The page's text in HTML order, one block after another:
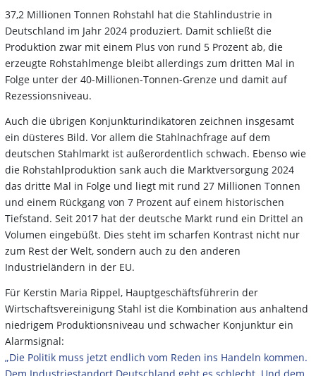
37,2 Millionen Tonnen Rohstahl hat die Stahlindustrie in
Deutschland im Jahr 2024 produziert. Damit schließt die
Produktion zwar mit einem Plus von rund 5 Prozent ab, die
erzeugte Rohstahlmenge bleibt allerdings zum dritten Mal in
Folge unter der 40-Millionen-Tonnen-Grenze und damit auf
Rezessionsniveau.
Auch die übrigen Konjunkturindikatoren zeichnen insgesamt
ein düsteres Bild. Vor allem die Stahlnachfrage auf dem
deutschen Stahlmarkt ist außerordentlich schwach. Ebenso wie
die Rohstahlproduktion sank auch die Marktversorgung 2024
das dritte Mal in Folge und liegt mit rund 27 Millionen Tonnen
und einem Rückgang von 7 Prozent auf einem historischen
Tiefstand. Seit 2017 hat der deutsche Markt rund ein Drittel an
Volumen eingebüßt. Dies steht im scharfen Kontrast nicht nur
zum Rest der Welt, sondern auch zu den anderen
Industrieländern in der EU.
Für Kerstin Maria Rippel, Hauptgeschäftsführerin der
Wirtschaftsvereinigung Stahl ist die Kombination aus anhaltend
niedrigem Produktionsniveau und schwacher Konjunktur ein
Alarmsignal:
„Die Politik muss jetzt endlich vom Reden ins Handeln kommen.